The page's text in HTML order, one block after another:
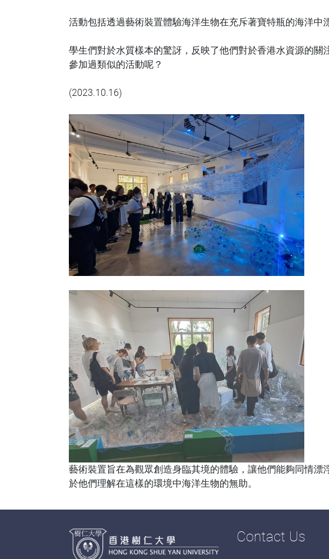
活動包括透過藝術裝置體驗海洋生物在充斥著寶特瓶的海洋中
學生們對於水質樣本的驚訝，反映了他們對於香港水資源的
參加過類似的活動呢？​
(2023.10.16)​
藝術裝置旨在為觀眾創造身臨其境的體驗，讓他們能夠同情
於他們理解在這樣的環境中海洋生物的無助。
Contact Us